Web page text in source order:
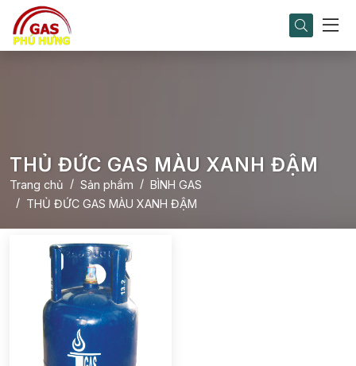
THỦ ĐỨC GAS MÀU XANH ĐẬM
Trang chủ Sản phẩm
BÌNH GAS
THỦ ĐỨC GAS MÀU XANH ĐẬM